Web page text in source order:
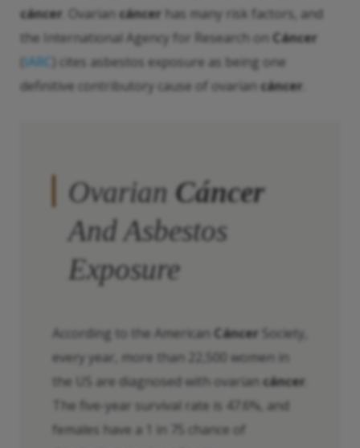
cáncer . Ovarian cáncer has many risk factors, and
the International Agency for Research on Cáncer
IARC
) cites asbestos exposure as being one
definitive contributory cause of ovarian cáncer
Ovarian Cáncer
And Asbestos
Exposure
According to the American Cáncer Society,
every year, more than 22,500 women in
the US are diagnosed with ovarian cáncer
The five-year survival rate is 47.6%, and
females have a 1 in 75 chance of